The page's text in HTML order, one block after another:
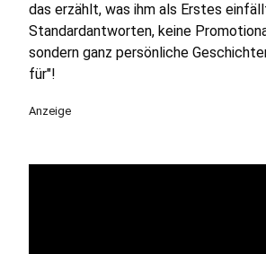
das erzählt, was ihm als Erstes
Standardantworten, keine
sondern ganz persönliche
für"!
Anzeige